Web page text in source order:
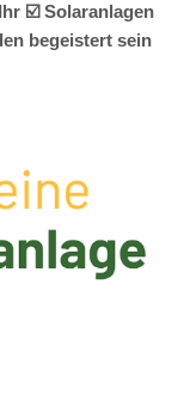
☑️ Solaranlagen
begeistert sein